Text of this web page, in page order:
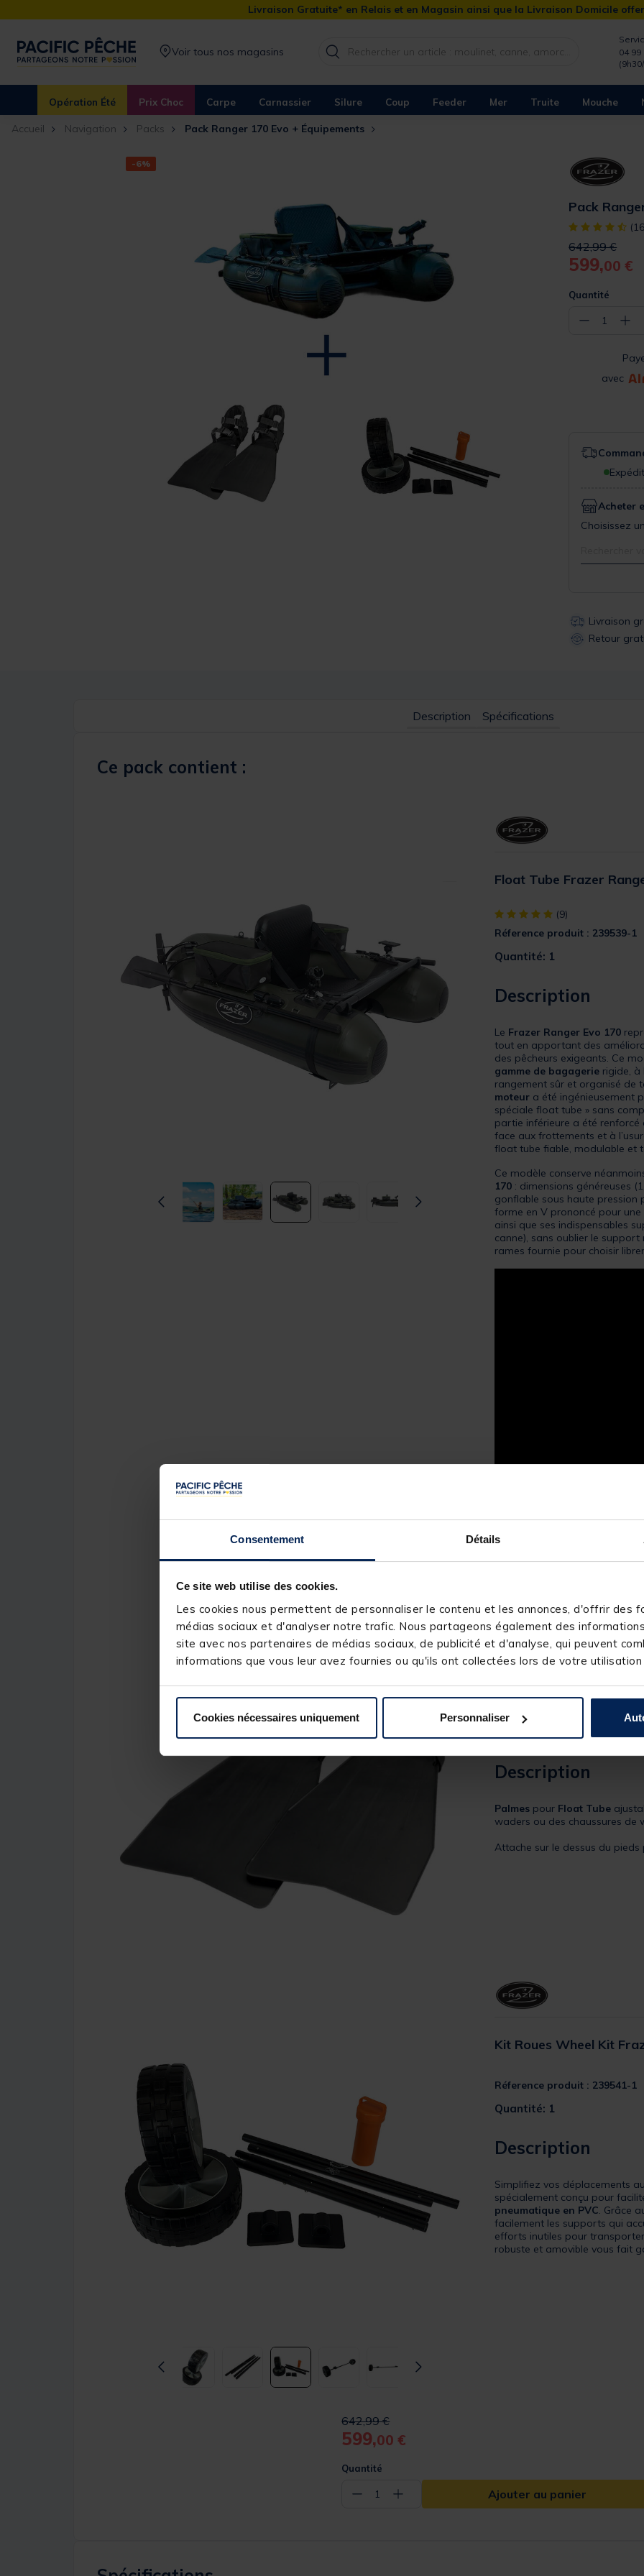
Consentement Détails
Ce site web utilise des cookies.
Les cookies nous permettent de personnaliser le contenu et les annonces, d'offrir des
médias sociaux et d'analyser notre trafic. Nous partageons également des
site avec nos partenaires de médias sociaux, de publicité et d'analyse, qui peuvent
informations que vous leur avez fournies ou qu'ils ont collectées lors de votre utilisation
Cookies nécessaires uniquement Personnaliser
Livraison Gratuite* en Relais et en Magasin ainsi que la Livraison Domicile
Voir tous nos magasins
04 99
Opération Été Prix Choc Carpe Carnassier Silure Coup Feeder Mer Truite Mouche
Accueil Navigation Packs Pack Ranger 170 Evo + Équipements
-6%
Pack
[object Object]
Price reduced
642,99 €to
599,00 €
Quantité
− 1 +
avec
Acheter
Choisissez
Livraison
Retour
Description Spécifications
Ce pack contient :
Float Tube Frazer
[object Object] out of 5
(9)
Réference produit : 239539-1
Quantité: 1
Description
Le Frazer Ranger Evo 170
tout en apportant des
des pêcheurs exigeants. Ce
gamme de bagagerie rigide, à
rangement sûr et organisé de
moteur a été ingénieusement
spéciale float tube » sans
partie inférieure a été renforcé
face aux frottements et à
float tube fiable, modulable et
Ce modèle conserve
170 : dimensions généreuses
gonflable sous haute pression
forme en V prononcé pour
ainsi que ses indispensables
canne), sans oublier le
rames fournie pour choisir
Palmes frazer float tube
[object Object] out of 5
(7)
Description
Palmes pour Float Tube
waders ou des chaussures de
Attache sur le dessus du
Kit Roues Wheel Kit
Réference produit : 239541-1
Quantité: 1
Description
Simplifiez vos déplacements
spécialement conçu pour
pneumatique en PVC. Grâce
facilement les supports qui
efforts inutiles pour transporter
robuste et amovible vous fait
Price reduced from
642,99 €to
599,00 €
Quantité
− 1 + Ajouter au panier